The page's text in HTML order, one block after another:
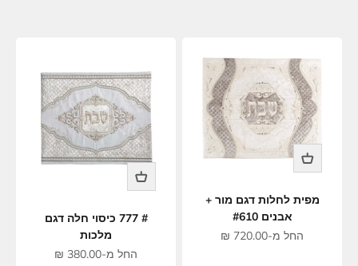
מפית לחלות דגם מור +
אבנים #610
מחיר מבצע
החל מ-720.00 ₪
# 777 כיסוי חלה דגם
מלכות
מחיר מבצע
החל מ-380.00 ₪